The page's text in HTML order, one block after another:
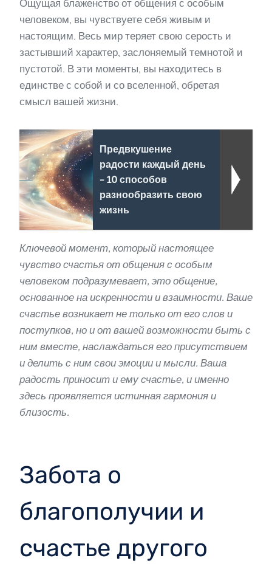
Ощущая блаженство от общения с особым
человеком, вы чувствуете себя живым и
настоящим. Весь мир теряет свою серость и
застывший характер, заслоняемый темнотой и
пустотой. В эти моменты, вы находитесь в
единстве с собой и со вселенной, обретая
смысл вашей жизни.
Предвкушение
радости каждый день
- 10 способов
разнообразить свою
жизнь
Ключевой момент, который настоящее
чувство счастья от общения с особым
человеком подразумевает, это общение,
основанное на искренности и взаимности. Ваше
счастье возникает не только от его слов и
поступков, но и от вашей возможности быть с
ним вместе, наслаждаться его присутствием
и делить с ним свои эмоции и мысли. Ваша
радость приносит и ему счастье, и именно
здесь проявляется истинная гармония и
близость.
Забота о
благополучии и
счастье другого